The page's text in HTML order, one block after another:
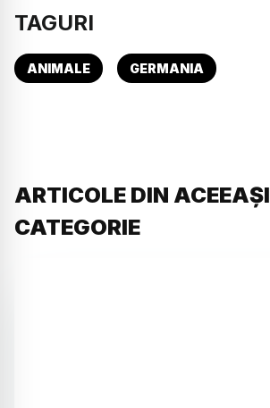
TAGURI
ANIMALE GERMANIA
ARTICOLE DIN ACEEAȘI
CATEGORIE